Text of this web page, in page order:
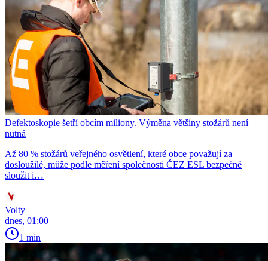
Defektoskopie šetří obcím miliony. Výměna většiny stožárů není
nutná
Až 80 % stožárů veřejného osvětlení, které obce považují za
dosloužilé, může podle měření společnosti ČEZ ESL bezpečně
sloužit i…
Volty
dnes, 01:00
1 min